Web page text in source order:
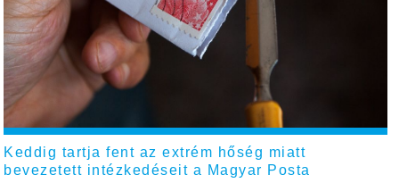
Keddig tartja fent az extrém hőség miatt
bevezetett intézkedéseit a Magyar Posta